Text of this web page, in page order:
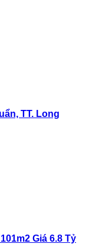
TT. Long
Giá 6.8 Tỷ